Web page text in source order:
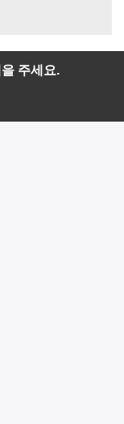
주세요.